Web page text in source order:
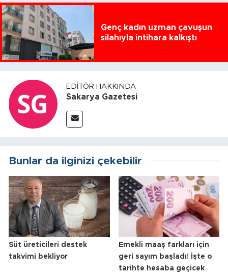
Genç kadın uzman çavuşun
silahıyla intihara kalkıştı
EDITÖR HAKKINDA
Sakarya Gazetesi
Bunlar da ilginizi çekebilir
Süt üreticileri destek
takvimi bekliyor
Emekli maaş farkları için
geri sayım başladı! İşte o
tarihte hesaba geçicek